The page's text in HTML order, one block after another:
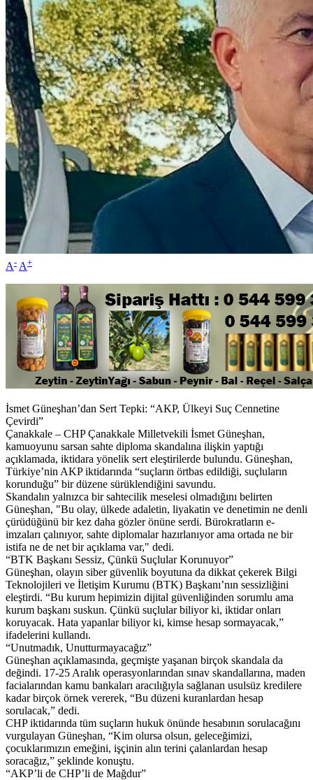
A- A+
İsmet Güneşhan’dan Sert Tepki: “AKP, Ülkeyi Suç Cennetine
Çevirdi”
Çanakkale – CHP Çanakkale Milletvekili İsmet Güneşhan,
kamuoyunu sarsan sahte diploma skandalına ilişkin yaptığı
açıklamada, iktidara yönelik sert eleştirilerde bulundu. Güneşhan,
Türkiye’nin AKP iktidarında “suçların örtbas edildiği, suçluların
korunduğu” bir düzene sürüklendiğini savundu.
Skandalın yalnızca bir sahtecilik meselesi olmadığını belirten
Güneşhan, "Bu olay, ülkede adaletin, liyakatin ve denetimin ne denli
çürüdüğünü bir kez daha gözler önüne serdi. Bürokratların e-
imzaları çalınıyor, sahte diplomalar hazırlanıyor ama ortada ne bir
istifa ne de net bir açıklama var," dedi.
“BTK Başkanı Sessiz, Çünkü Suçlular Korunuyor”
Güneşhan, olayın siber güvenlik boyutuna da dikkat çekerek Bilgi
Teknolojileri ve İletişim Kurumu (BTK) Başkanı’nın sessizliğini
eleştirdi. “Bu kurum hepimizin dijital güvenliğinden sorumlu ama
kurum başkanı suskun. Çünkü suçlular biliyor ki, iktidar onları
koruyacak. Hata yapanlar biliyor ki, kimse hesap sormayacak,”
ifadelerini kullandı.
“Unutmadık, Unutturmayacağız”
Güneşhan açıklamasında, geçmişte yaşanan birçok skandala da
değindi. 17-25 Aralık operasyonlarından sınav skandallarına, maden
facialarından kamu bankaları aracılığıyla sağlanan usulsüz kredilere
kadar birçok örnek vererek, “Bu düzeni kuranlardan hesap
sorulacak,” dedi.
CHP iktidarında tüm suçların hukuk önünde hesabının sorulacağını
vurgulayan Güneşhan, “Kim olursa olsun, geleceğimizi,
çocuklarımızın emeğini, işçinin alın terini çalanlardan hesap
soracağız,” şeklinde konuştu.
“AKP’li de CHP’li de Mağdur”